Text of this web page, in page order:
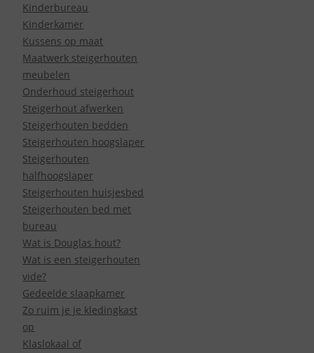
Kinderbureau
Kinderkamer
Kussens op maat
Maatwerk steigerhouten
meubelen
Onderhoud steigerhout
Steigerhout afwerken
Steigerhouten bedden
Steigerhouten hoogslaper
Steigerhouten
halfhoogslaper
Steigerhouten huisjesbed
Steigerhouten bed met
bureau
Wat is Douglas hout?
Wat is een steigerhouten
vide?
Gedeelde slaapkamer
Zo ruim je je kledingkast
op
Klaslokaal of